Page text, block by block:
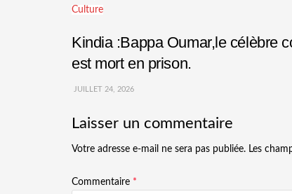
Culture
Kindia :Bappa Oumar,le célèbre
est mort en prison.
JUILLET 24, 2026
Laisser un commentaire
Votre adresse e-mail ne sera pas publiée. Les
Commentaire *